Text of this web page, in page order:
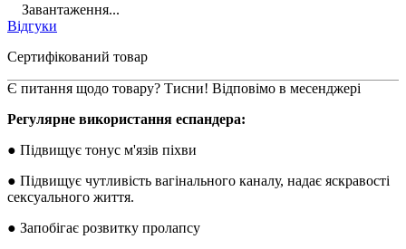
Завантаження...
Відгуки
Сертифікований товар
Є питання щодо товару? Тисни! Відповімо в месенджері
Регулярне використання еспандера:
● Підвищує тонус м'язів піхви
● Підвищує чутливість вагінального каналу, надає яскравості
сексуального життя.
● Запобігає розвитку пролапсу